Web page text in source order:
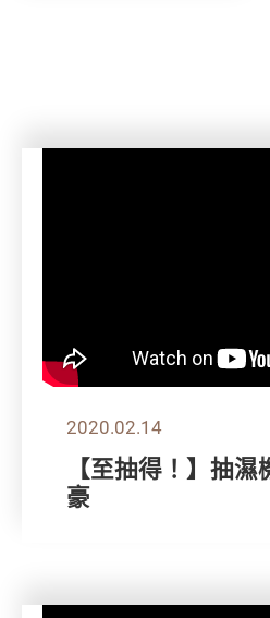
2020.02.14
【至抽得！】抽
豪